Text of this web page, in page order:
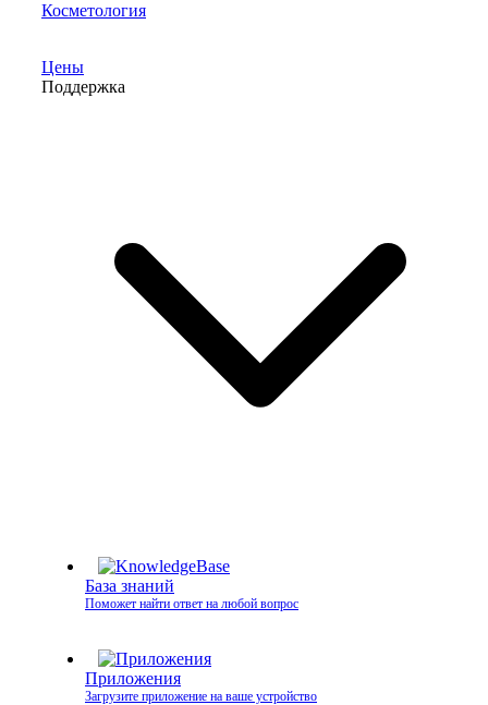
Косметология
Цены
Поддержка
База знаний
Поможет найти ответ на любой вопрос
Приложения
Загрузите приложение на ваше устройство